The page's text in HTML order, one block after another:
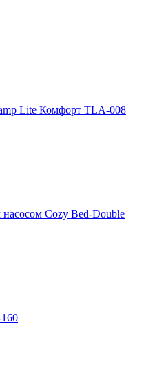
Lite Комфорт TLA-008
Cozy Bed-Double